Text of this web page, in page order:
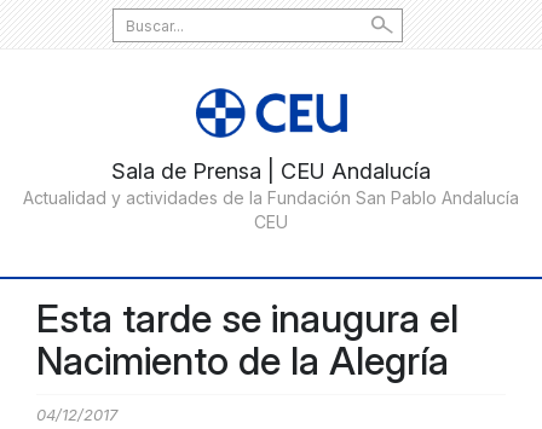
Search
for:
Esta tarde se inaugura el
Nacimiento de la Alegría
04/12/2017